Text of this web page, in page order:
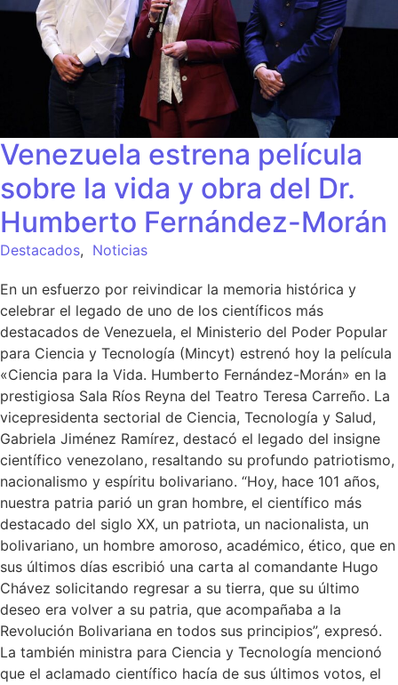
Venezuela estrena película
sobre la vida y obra del Dr.
Humberto Fernández-Morán
Destacados, Noticias
En un esfuerzo por reivindicar la memoria histórica y
celebrar el legado de uno de los científicos más
destacados de Venezuela, el Ministerio del Poder Popular
para Ciencia y Tecnología (Mincyt) estrenó hoy la película
«Ciencia para la Vida. Humberto Fernández-Morán» en la
prestigiosa Sala Ríos Reyna del Teatro Teresa Carreño. La
vicepresidenta sectorial de Ciencia, Tecnología y Salud,
Gabriela Jiménez Ramírez, destacó el legado del insigne
científico venezolano, resaltando su profundo patriotismo,
nacionalismo y espíritu bolivariano. “Hoy, hace 101 años,
nuestra patria parió un gran hombre, el científico más
destacado del siglo XX, un patriota, un nacionalista, un
bolivariano, un hombre amoroso, académico, ético, que en
sus últimos días escribió una carta al comandante Hugo
Chávez solicitando regresar a su tierra, que su último
deseo era volver a su patria, que acompañaba a la
Revolución Bolivariana en todos sus principios”, expresó.
La también ministra para Ciencia y Tecnología mencionó
que el aclamado científico hacía de sus últimos votos, el